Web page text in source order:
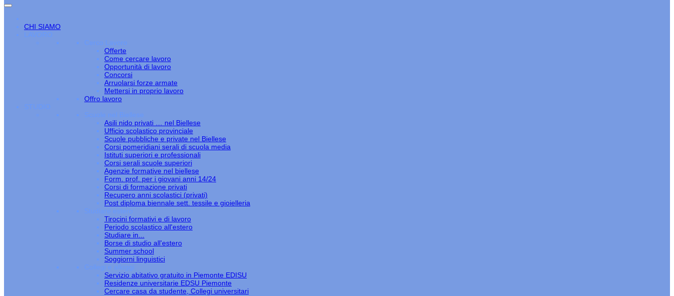
CHI SIAMO
LAVORO
Cerco Lavoro
Offerte
Come cercare lavoro
Opportunità di lavoro
Concorsi
Arruolarsi forze armate
Mettersi in proprio lavoro
Offro lavoro
STUDIO
Scuole nel Biellese
Asili nido privati … nel Biellese
Ufficio scolastico provinciale
Scuole pubbliche e private nel Biellese
Corsi pomeridiani serali di scuola media
Istituti superiori e professionali
Corsi serali scuole superiori
Agenzie formative nel biellese
Form. prof. per i giovani anni 14/24
Corsi di formazione privati
Recupero anni scolastici (privati)
Post diploma biennale sett. tessile e gioielleria
Studiare estero
Tirocini formativi e di lavoro
Periodo scolastico all'estero
Studiare in...
Borse di studio all'estero
Summer school
Soggiorni linguistici
Collegi e alloggi
Servizio abitativo gratuito in Piemonte EDISU
Residenze universitarie EDSU Piemonte
Cercare casa da studente, Collegi universitari